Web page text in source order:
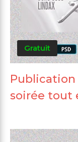
Gratuit
soirée tout